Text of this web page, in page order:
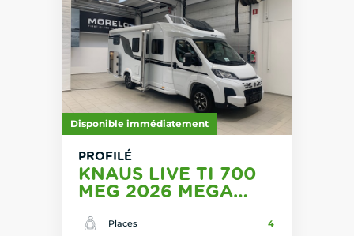
Disponible immédiatement
PROFILÉ
KNAUS LIVE TI 700
MEG 2026 MEGA
TOP DEAL
Places 4